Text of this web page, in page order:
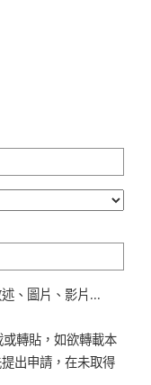
、圖片、影片...
轉貼，如欲轉載本
出申請，在未取得